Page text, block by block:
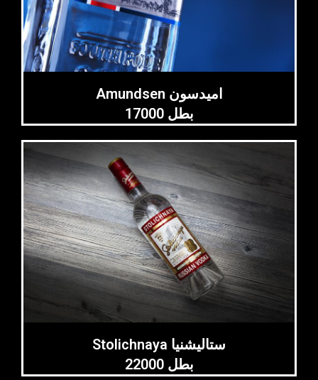
Amundsen اميدسون
17000 بطل
Stolichnaya ستاليشنيا
22000 بطل